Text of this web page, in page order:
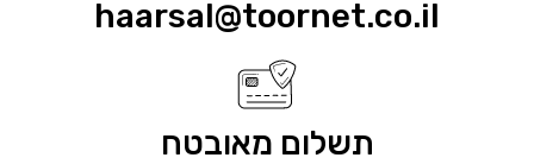
haarsal@toornet.co.il
תשלום מאובטח